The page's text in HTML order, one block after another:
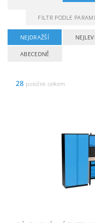
FILTR PODLE
NEJDRAŽŠÍ
ABECEDNĚ
28 položek celkem